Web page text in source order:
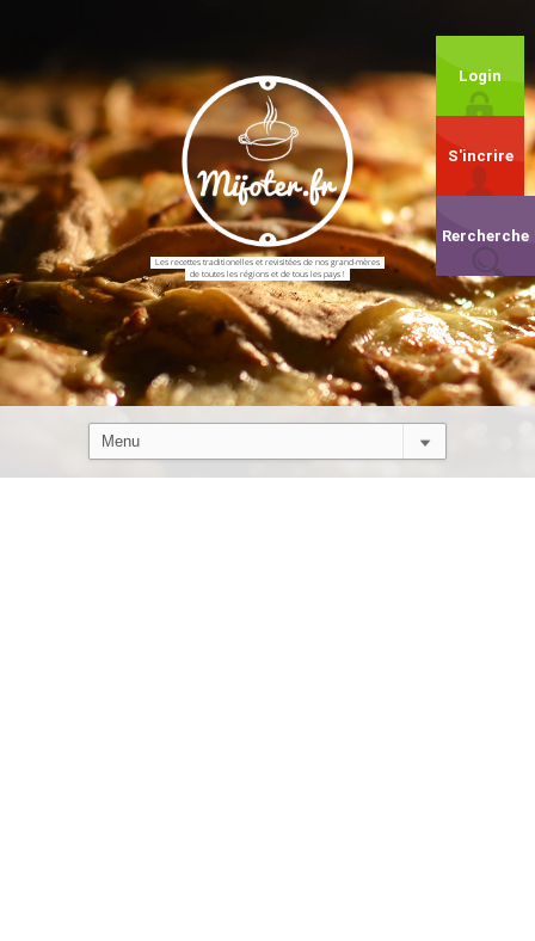
Les recettes traditionelles et revisitées de nos grand-mères
de toutes les régions et de tous les pays !
Login
S'incrire
Rercherche